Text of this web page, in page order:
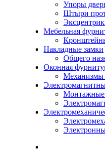
Упоры
Штыри
Мебельная
Накладные замки
Общего
Оконная
Механизмы